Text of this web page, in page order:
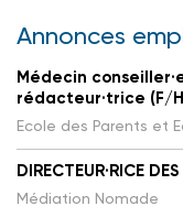
Annonces
Médecin
rédacteur·trice (F/
Ecole des Parents et
DIRECTEUR·RICE
Médiation Nomade